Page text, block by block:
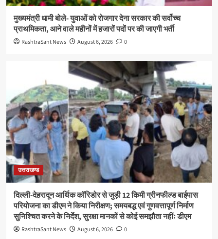
मुख्यमंत्री धामी बोले- युवाओं को रोजगार देना सरकार की सर्वोच्च
प्राथमिकता, आने वाले महीनों में हजारों पदों पर की जाएगी भर्ती
RashtraSant News August 6, 2026 0
उत्तराखण्ड
दिल्ली-देहरादून आर्थिक कॉरिडोर से जुड़ी 12 किमी ग्रीनफील्ड बाईपास
परियोजना का डीएम ने किया निरीक्षण; समयबद्ध एवं गुणवत्तापूर्ण निर्माण
सुनिश्चित करने के निर्देश, सुरक्षा मानकों से कोई समझौता नहींः डीएम
RashtraSant News August 6, 2026 0